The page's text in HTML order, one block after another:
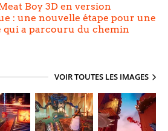
Boy 3D en version
: une nouvelle étape pour une
qui a parcouru du chemin
VOIR TOUTES LES IMAGES